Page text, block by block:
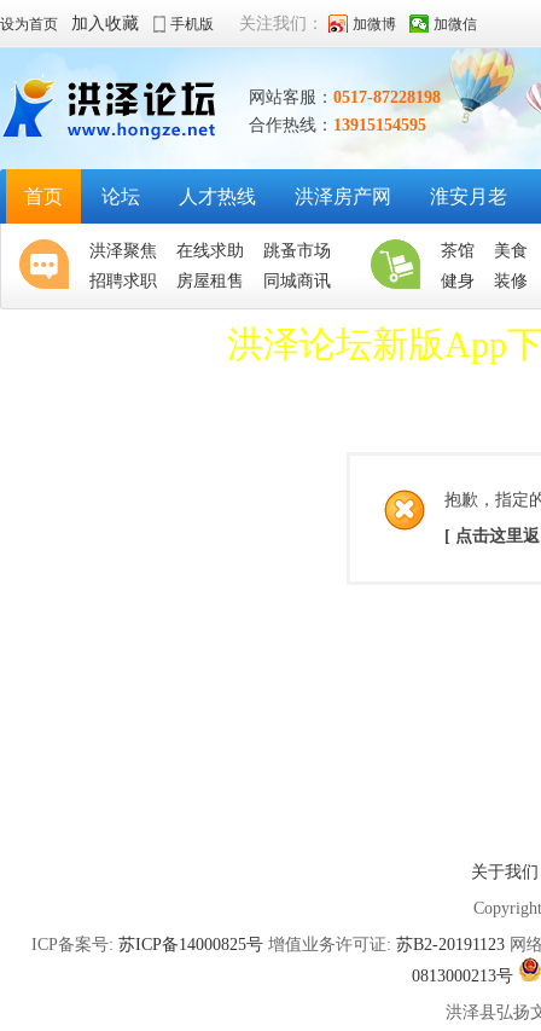
设为首页 加入收藏 手机版 关注我们： 加微博 加微信
网站客服： 0517-87228198
合作热线： 13915154595
首页 论坛 人才热线 洪泽房产网 淮安月老
洪泽聚焦 在线求助
跳蚤市场
招聘求职
房屋租售 同城商讯
茶馆
美食
健身
装修
洪泽论坛新版App
抱歉，指定
[ 点击这里
关于我们
ICP备案号: 苏ICP备14000825号 增值业务许可证: 苏B2-20191123 网
0813000213号
洪泽县弘扬